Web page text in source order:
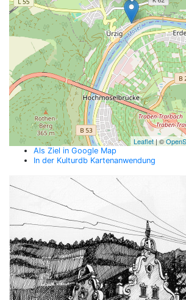
Leaflet| ©
Als Ziel in Google Map
In der Kulturdb Kartenanwendung